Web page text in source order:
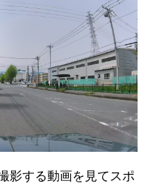
影する動画を見てスポ